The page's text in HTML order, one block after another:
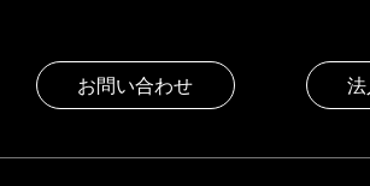
お問い合わせ